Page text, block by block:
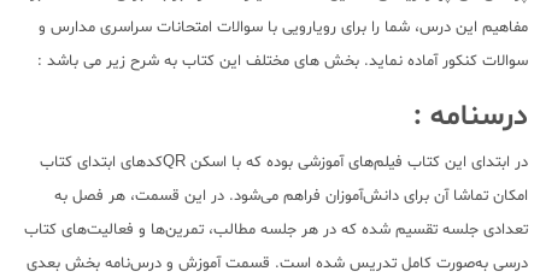
مفاهیم این درس، شما را برای رویارویی با سوالات امتحانات سراسری مدارس و
سوالات کنکور آماده نماید. بخش های مختلف این کتاب به شرح زیر می باشد :
درسنامه :
در ابتدای این کتاب فیلم‌های آموزشی بوده که با اسکن QRکدهای ابتدای کتاب
امکان تماشا آن برای دانش‌آموزان فراهم می‌شود. در این قسمت، هر فصل به
تعدادی جلسه تقسیم شده که در هر جلسه مطالب، تمرین‌ها و فعالیت‌های کتاب
درسی به‌صورت کامل تدریس شده است. قسمت آموزش و درس‌نامه بخش بعدی